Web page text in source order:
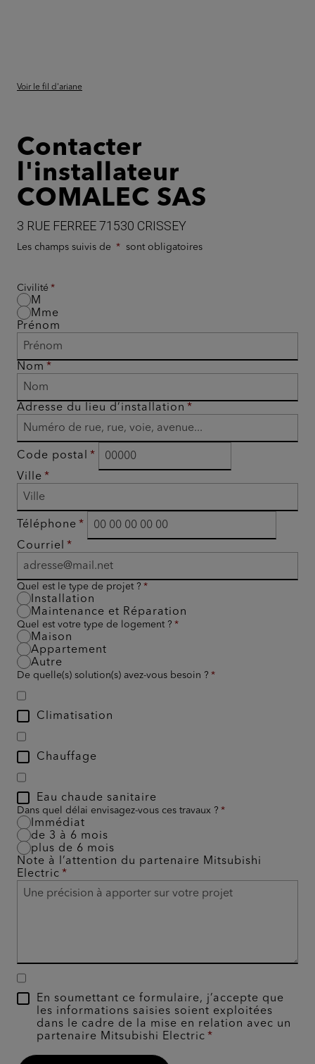
Voir le fil d'ariane
Contacter
l'installateur
COMALEC SAS
3 RUE FERREE 71530 CRISSEY
Les champs suivis de sont obligatoires
Civilité
M
Mme
Prénom
Nom
Adresse du lieu d’installation
Code postal
Ville
Téléphone
Courriel
Quel est le type de projet ?
Installation
Maintenance et Réparation
Quel est votre type de logement ?
Maison
Appartement
Autre
De quelle(s) solution(s) avez-vous besoin ?
Climatisation
Chauffage
Eau chaude sanitaire
Dans quel délai envisagez-vous ces travaux ?
Immédiat
de 3 à 6 mois
plus de 6 mois
Note à l’attention du partenaire Mitsubishi
Electric
En soumettant ce formulaire, j’accepte que
les informations saisies soient exploitées
dans le cadre de la mise en relation avec un
partenaire Mitsubishi Electric